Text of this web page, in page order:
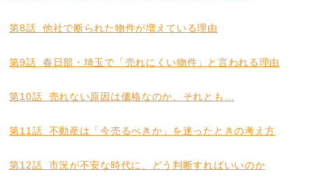
第8話 他社で断られた物件が増えている理由
第9話 春日部・埼玉で「売れにくい物件」と言われる理由
第10話 売れない原因は価格なのか、それとも…
第11話 不動産は「今売るべきか」を迷ったときの考え方
第12話 市況が不安な時代に、どう判断すればいいのか